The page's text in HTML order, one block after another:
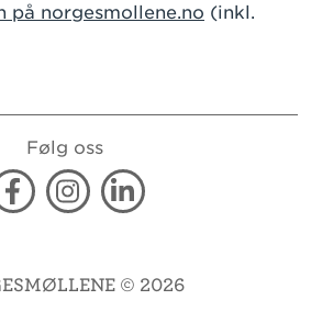
på norgesmollene.no (inkl.
Følg oss
FacebookInstagramLinkedin
© 2026